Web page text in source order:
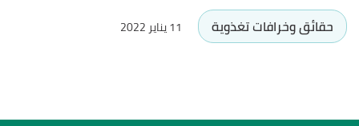
حقائق وخرافات تغذوية
11 يناير 2022